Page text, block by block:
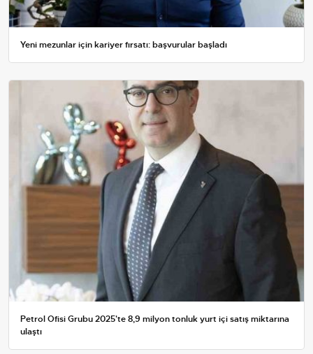
Yeni mezunlar için kariyer fırsatı: başvurular başladı
Petrol Ofisi Grubu 2025'te 8,9 milyon tonluk yurt içi satış miktarına
ulaştı